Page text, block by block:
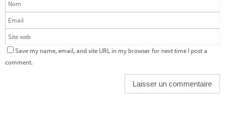
Save my name, email, and site URL in my browser for next time I post a
comment.